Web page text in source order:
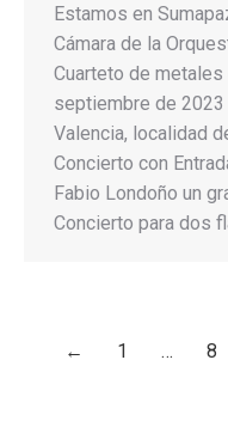
Estamos en
Cámara de la
Cuarteto de
septiembre de 2023
Valencia, localidad
Concierto con
Fabio Londoño un
Concierto para dos
← 1 … 8